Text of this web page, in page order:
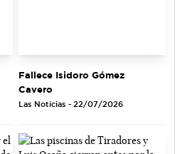
Fallece Isidoro Gómez
Cavero
Las Noticias - 22/07/2026